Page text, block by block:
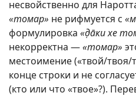
несвойственно для
«томар» не рифмуется с
формулировка «д̣āки хе
некорректна —«томар»
местоимение («твой/твоя/
конце строки и не
(кто или что «твое»?).